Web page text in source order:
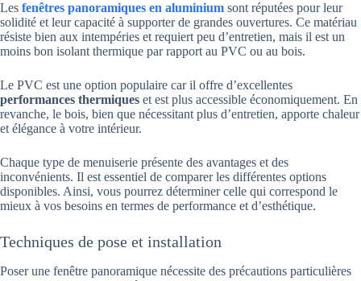
Les fenêtres panoramiques en aluminium sont réputées pour leur
solidité et leur capacité à supporter de grandes ouvertures. Ce matériau
résiste bien aux intempéries et requiert peu d’entretien, mais il est un
moins bon isolant thermique par rapport au PVC ou au bois.
Le PVC est une option populaire car il offre d’excellentes
performances thermiques et est plus accessible économiquement. En
revanche, le bois, bien que nécessitant plus d’entretien, apporte chaleur
et élégance à votre intérieur.
Chaque type de menuiserie présente des avantages et des
inconvénients. Il est essentiel de comparer les différentes options
disponibles. Ainsi, vous pourrez déterminer celle qui correspond le
mieux à vos besoins en termes de performance et d’esthétique.
Techniques de pose et installation
Poser une fenêtre panoramique nécessite des précautions particulières